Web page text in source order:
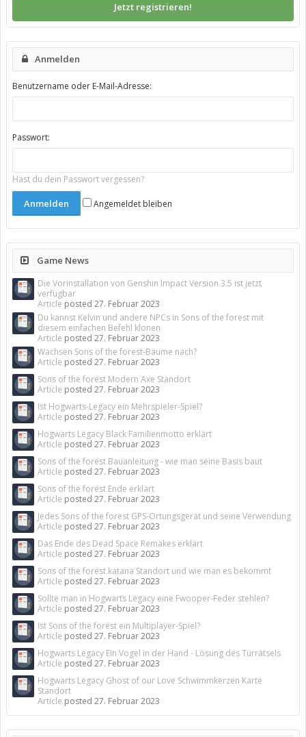
Jetzt registrieren!
Anmelden
Benutzername oder E-Mail-Adresse:
Passwort:
Hast du dein Passwort vergessen?
Angemeldet bleiben
Game News
Die Vorinstallation von Genshin Impact Version 3.5 ist jetzt
verfügbar
Article posted 27. Februar 2023
Du kannst Kelvin und andere NPCs in Sons of the forest mit
diesem einfachen Befehl klonen
Article posted 27. Februar 2023
Wachsen Sons of the forest-Bäume nach?
Article posted 27. Februar 2023
Sons of the forest Modern Axe Standort
Article posted 27. Februar 2023
Ist Hogwarts-Legacy ein Mehrspieler-Spiel?
Article posted 27. Februar 2023
Hogwarts Legacy Black Familienmotto erklärt
Article posted 27. Februar 2023
Sons of the forest Bauanleitung - wie man seine Basis baut
Article posted 27. Februar 2023
Sons of the forest Ende erklärt
Article posted 27. Februar 2023
Jedes Sons of the forest GPS-Ortungsgerät und seine Verwendung
Article posted 27. Februar 2023
Das Ende des Dead Space Remakes erklärt
Article posted 27. Februar 2023
Sons of the forest katana Standort und wie man es bekommt
Article posted 27. Februar 2023
Sollte man in Hogwarts Legacy eine Fwooper-Feder stehlen?
Article posted 27. Februar 2023
Ist Sons of the forest ein Multiplayer-Spiel?
Article posted 27. Februar 2023
Hogwarts Legacy Ein Vogel in der Hand - Lösung des Türrätsels
Article posted 27. Februar 2023
Hogwarts Legacy Ghost of our Love Schwimmkerzen Karte
Standort
Article posted 27. Februar 2023